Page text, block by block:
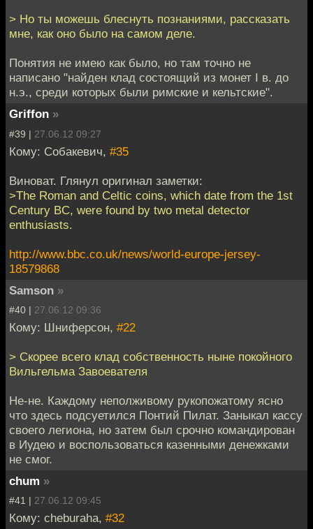
> Но ты можешь блеснуть познаниями, рассказать
мне, как оно было на самом деле.
Понятия не имею как было, но там точно не
написано "найден клад состоящий из монет I в. до
н.э., среди которых были римские и кельтские".
Griffon »
#39 | 27.06.12 09:27
Кому: Собакевич, #35
Виноват. Глянул оригинал заметки:
>The Roman and Celtic coins, which date from the 1st
Century BC, were found by two metal detector
enthusiasts.
http://www.bbc.co.uk/news/world-europe-jersey-
18579868
Samson »
#40 | 27.06.12 09:36
Кому: Шниферсон, #22
> Скорее всего клад собственность ныне покойного
Вильгельма Завоевателя
Не-не. Каждому неполживому рукопожатому ясно
что здесь подсуетился Понтий Пилат. Заныкал кассу
своего легиона, но затем был срочно командирован
в Иудею и воспользоваться казенными денежками
не смог.
chum »
#41 | 27.06.12 09:45
Кому: cheburaha, #32